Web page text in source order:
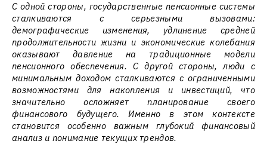
С одной стороны, государственные пенсионные системы
сталкиваются с серьезными вызовами:
демографические изменения, удлинение средней
продолжительности жизни и экономические колебания
оказывают давление на традиционные модели
пенсионного обеспечения. С другой стороны, люди с
минимальным доходом сталкиваются с ограниченными
возможностями для накопления и инвестиций, что
значительно осложняет планирование своего
финансового будущего. Именно в этом контексте
становится особенно важным глубокий финансовый
анализ и понимание текущих трендов.